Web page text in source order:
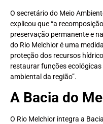
O secretário do Meio
explicou que “a
preservação permanente e
do Rio Melchior é uma
proteção dos recursos
restaurar funções
ambiental da região”.
A Bacia do
O Rio Melchior integra a